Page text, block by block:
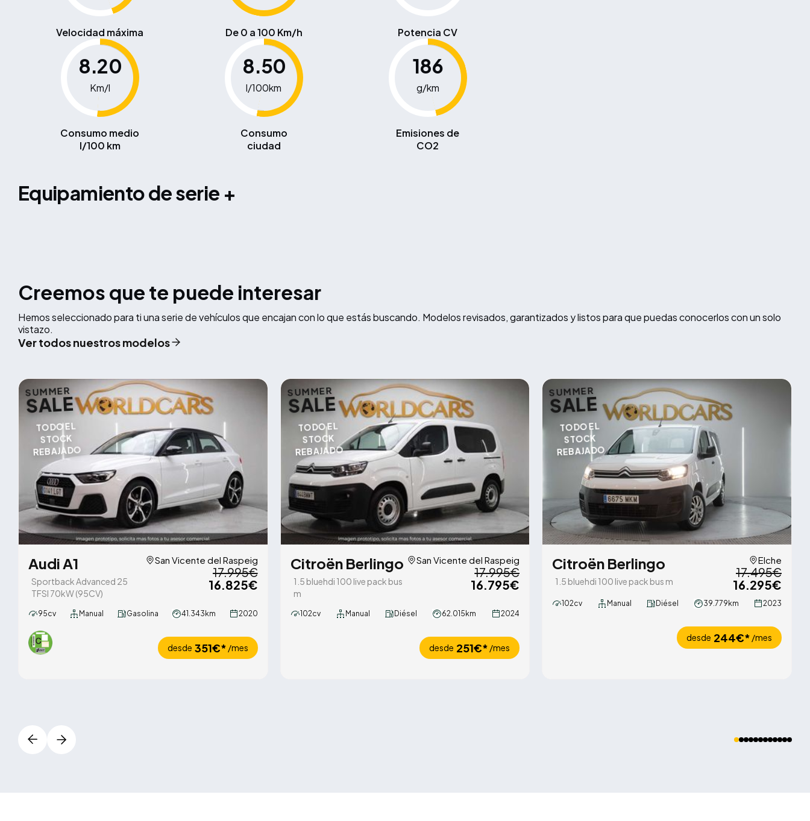
Velocidad máxima De 0 a 100 Km/h Potencia CV
8.20
Km/l
Consumo medio
l/100 km
8.50
l/100km
Consumo
ciudad
186
g/km
Emisiones de
CO2
equipamiento de serie +
Creemos que te puede interesar
Hemos seleccionado para ti una serie de vehículos que encajan con lo que estás buscando. Modelos revisados, garantizados y listos para que puedas conocerlos con un solo
vistazo.
Ver todos nuestros modelos
SUMMER
SALE
TODO EL
STOCK
REBAJADO
Audi A1
Sportback Advanced 25
TFSI 70kW (95CV)
San Vicente del Raspeig
17.995€
16.825€
95cv Manual Gasolina 41.343km 2020
desde 351€* /mes
SUMMER
SALE
TODO EL
STOCK
REBAJADO
Citroën Berlingo
1.5 bluehdi 100 live pack bus
m
San Vicente del Raspeig
17.995€
16.795€
102cv Manual Diésel 62.015km 2024
desde 251€* /mes
SUMMER
SALE
TODO EL
STOCK
REBAJADO
Citroën Berlingo
1.5 bluehdi 100 live pack bus m
Elche
17.495€
16.295€
102cv Manual Diésel 39.779km 2023
desde 244€* /mes